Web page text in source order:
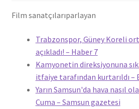
Film sanatçılarıparlayan
Trabzonspor, Güney Koreli
açıkladı! – Haber 7
Kamyonetin direksiyonuna
itfaiye tarafından kurtarıldı
Yarın Samsun'da hava nasıl
Cuma – Samsun gazetesi